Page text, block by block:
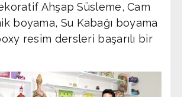
Ahşap Süsleme, Cam
boyama, Su Kabağı boyama
resim dersleri başarılı bir